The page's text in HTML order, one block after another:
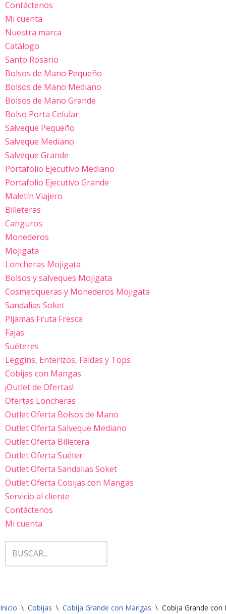
Contáctenos
Mi cuenta
Nuestra marca
Catálogo
Santo Rosario
Bolsos de Mano Pequeño
Bolsos de Mano Mediano
Bolsos de Mano Grande
Bolso Porta Celular
Salveque Pequeño
Salveque Mediano
Salveque Grande
Portafolio Ejecutivo Mediano
Portafolio Ejecutivo Grande
Maletín Viajero
Billeteras
Canguros
Monederos
Mojigata
Loncheras Mojigata
Bolsos y salveques Mojigata
Cosmetiqueras y Monederos Mojigata
Sandalias Soket
Pijamas Fruta Fresca
Fajas
Suéteres
Leggins, Enterizos, Faldas y Tops
Cobijas con Mangas
¡Outlet de Ofertas!
Ofertas Loncheras
Outlet Oferta Bolsos de Mano
Outlet Oferta Salveque Mediano
Outlet Oferta Billetera
Outlet Oferta Suéter
Outlet Oferta Sandalias Soket
Outlet Oferta Cobijas con Mangas
Servicio al cliente
Contáctenos
Mi cuenta
Inicio \ Cobijas \ Cobija Grande con Mangas \ Cobija Grande con